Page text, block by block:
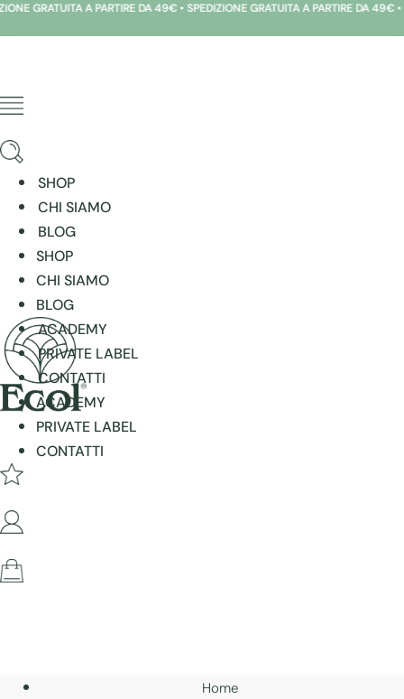
Vai
al
A PARTIRE DA 49€ • SPEDIZIONE GRATUITA A PARTIRE DA 49€ •
SHOP
CHI SIAMO
BLOG
SHOP
CHI SIAMO
BLOG
ACADEMY
PRIVATE LABEL
CONTATTI
ACADEMY
PRIVATE LABEL
CONTATTI
Home